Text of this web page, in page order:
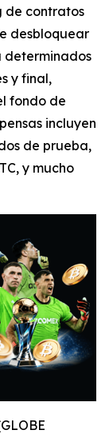
de contratos
desbloquear
determinados
y final,
fondo de
incluyen
de prueba,
y mucho